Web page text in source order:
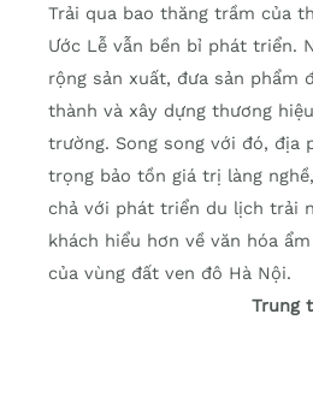
Trải qua bao thăng trầm của
Ước Lễ vẫn bền bỉ phát triển.
rộng sản xuất, đưa sản phẩm
thành và xây dựng thương
trường. Song song với đó, địa
trọng bảo tồn giá trị làng
chả với phát triển du lịch trải
khách hiểu hơn về văn hóa
của vùng đất ven đô Hà Nội.
Trung